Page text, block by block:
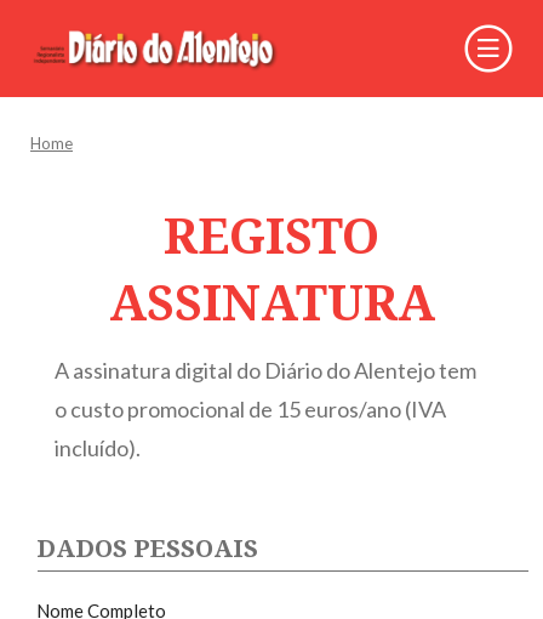
Home
REGISTO
ASSINATURA
A assinatura digital do Diário do Alentejo tem
o custo promocional de 15 euros/ano (IVA
incluído).
DADOS PESSOAIS
Nome Completo